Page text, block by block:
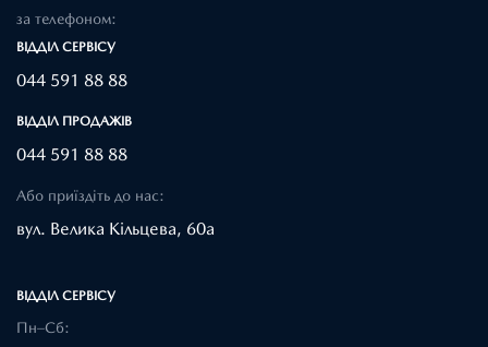
за телефоном:
ВІДДІЛ CЕРВІСУ
044 591 88 88
ВІДДІЛ ПРОДАЖІВ
044 591 88 88
Або приїздіть до нас:
вул. Велика Кільцева, 60а
ВІДДІЛ CЕРВІСУ
Пн–Сб: